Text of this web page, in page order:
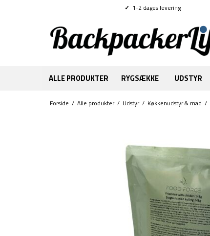
✓ 1-2 dages levering
ALLE PRODUKTER RYGSÆKKE UDSTYR
Forside / Alle produkter/ Udstyr/ Køkkenudstyr & mad /